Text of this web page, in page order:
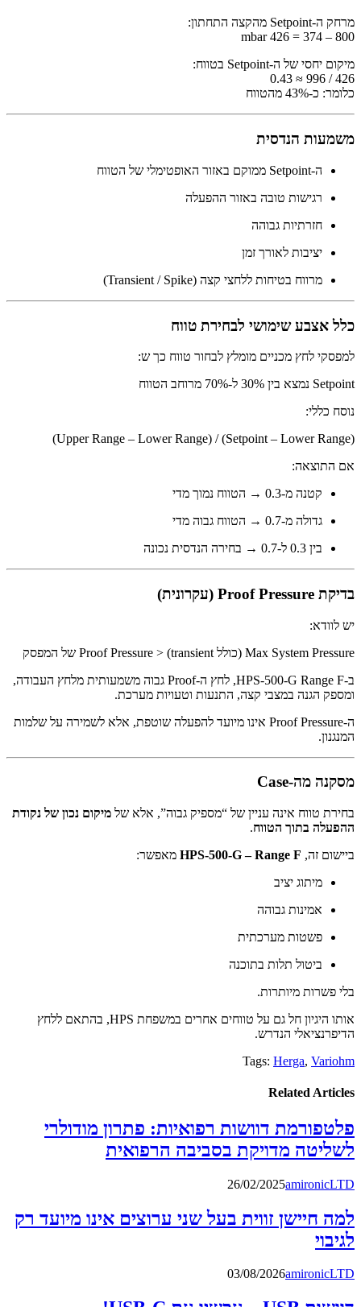
מרחק ה-Setpoint מהקצה התחתון:
800 – 374 = 426 mbar
מיקום יחסי של ה-Setpoint בטווח:
426 / 996 ≈ 0.43
כלומר: כ-43% מהטווח
משמעות הנדסית
ה-Setpoint ממוקם באזור האופטימלי של הטווח
רגישות טובה באזור ההפעלה
חזרתיות גבוהה
יציבות לאורך זמן
מרווח בטיחות ללחצי קצה (Transient / Spike)
כלל אצבע שימושי לבחירת טווח
למפסקי לחץ מכניים מומלץ לבחור טווח כך ש:
Setpoint נמצא בין 30% ל-70% מרוחב הטווח
נוסח כללי:
(Setpoint – Lower Range) / (Upper Range – Lower Range)
אם התוצאה:
קטנה מ-0.3 → הטווח נמוך מדי
גדולה מ-0.7 → הטווח גבוה מדי
בין 0.3 ל-0.7 → בחירה הנדסית נכונה
בדיקת Proof Pressure (עקרונית)
יש לוודא:
Max System Pressure (כולל transient) < Proof Pressure של המפסק
ב-HPS-500-G Range F, לחץ ה-Proof גבוה משמעותית מלחץ העבודה,
ומספק הגנה במצבי קצה, התנעות וטעויות מערכת.
ה-Proof Pressure אינו מיועד להפעלה שוטפת, אלא לשמירה על שלמות
המנגנון.
מסקנה מה-Case
בחירת טווח אינה עניין של “מספיק גבוה”, אלא של מיקום נכון של נקודת
ההפעלה בתוך הטווח.
ביישום זה, HPS-500-G – Range F מאפשר:
מיתוג יציב
אמינות גבוהה
פשטות מערכתית
ביטול תלות בתוכנה
בלי פשרות מיותרות.
אותו היגיון חל גם על טווחים אחרים במשפחת HPS, בהתאם ללחץ
הדיפרנציאלי הנדרש.
Tags: Herga, Variohm
Related Articles
פלטפורמת דוושות רפואיות: פתרון מודולרי
לשליטה מדויקת בסביבה הרפואית
26/02/2025amironicLTD
למה חיישן זווית בעל שני ערוצים אינו מיועד רק
לגיבוי
03/08/2026amironicLTD